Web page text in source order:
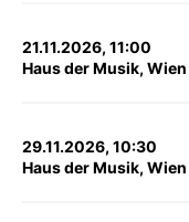
21.11.2026, 11:00
Haus der Musik, Wien
29.11.2026, 10:30
Haus der Musik, Wien